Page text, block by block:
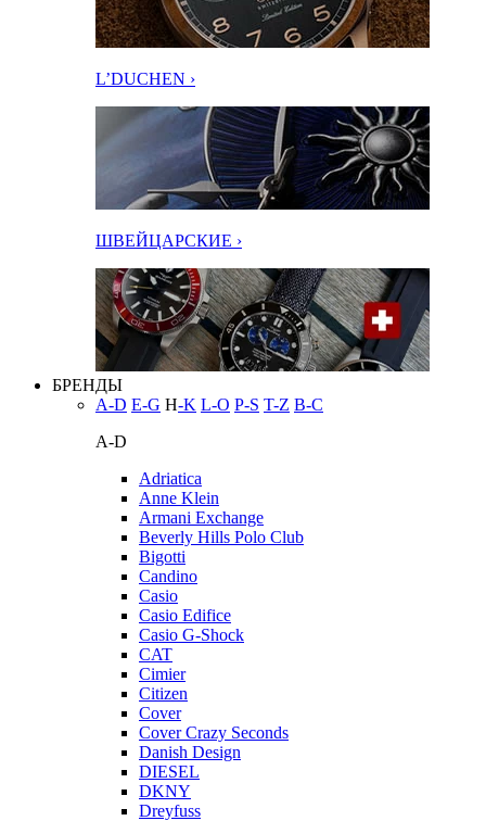
L’DUCHEN ›
ШВЕЙЦАРСКИЕ ›
БРЕНДЫ
A-D E-G H-K L-O P-S T-Z В-С
A-D
Adriatica
Anne Klein
Armani Exchange
Beverly Hills Polo Club
Bigotti
Candino
Casio
Casio Edifice
Casio G-Shock
CAT
Cimier
Citizen
Cover
Cover Crazy Seconds
Danish Design
DIESEL
DKNY
Dreyfuss